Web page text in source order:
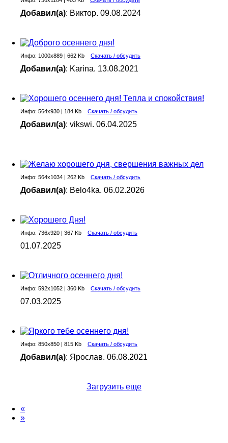
Добавил(а): Виктор. 09.08.2024
Инфо: 1000х889 | 662 Kb Скачать / обсудить
Добавил(а): Karina. 13.08.2021
Инфо: 564х930 | 184 Kb Скачать / обсудить
Добавил(а): vikswi. 06.04.2025
Инфо: 564х1034 | 262 Kb Скачать / обсудить
Добавил(а): Belo4ka. 06.02.2026
Инфо: 736х920 | 367 Kb Скачать / обсудить
01.07.2025
Инфо: 592х1052 | 360 Kb Скачать / обсудить
07.03.2025
Инфо: 850х850 | 815 Kb Скачать / обсудить
Добавил(а): Ярослав. 06.08.2021
Загрузить еще
«
»